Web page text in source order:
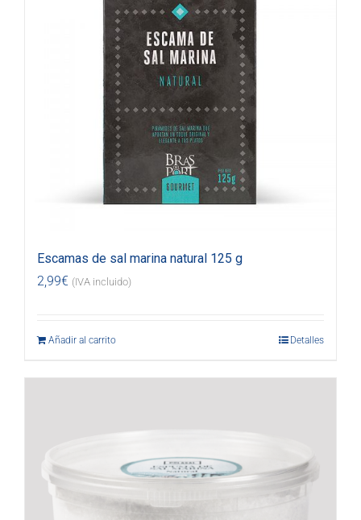
Escamas de sal marina natural 125 g
2,99€ (IVA incluido)
Añadir al carrito Detalles